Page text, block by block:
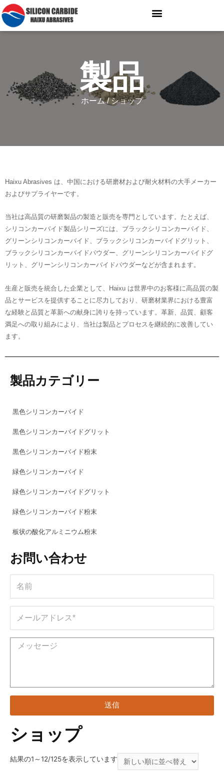
製品
ホーム/ ショップ
Haixu Abrasives は、中国における研磨材および耐火材料の大手メーカー
およびサプライヤーです。
当社は高品質の研磨製品の製造と販売を専門としています。たとえば、
シリコンカーバイド製品シリーズには、ブラックシリコンカーバイド、
グリーンシリコンカーバイド、ブラックシリコンカーバイドグリット、
ブラックシリコンカーバイドパウダー、グリーンシリコンカーバイドグ
リット、グリーンシリコンカーバイドパウダーなどが含まれます。
生産と販売を統合した企業として、Haixu は世界中のお客様に高品質の製
品とサービスを提供することに尽力しており、研磨材業界における豊富
な経験と品質と革新への献身に誇りを持っています。革新、品質、顧客
満足への取り組みにより、当社は製品とプロセスを継続的に改善してい
ます。
製品カテゴリー
黒色シリコンカーバイド
黒色シリコンカーバイドグリット
黒色シリコンカーバイド粉末
緑色シリコンカーバイド
緑色シリコンカーバイドグリット
緑色シリコンカーバイド粉末
板状の酸化アルミニウム粉末
お問い合わせ
送信
ショップ
結果の1～12/125を表示しています